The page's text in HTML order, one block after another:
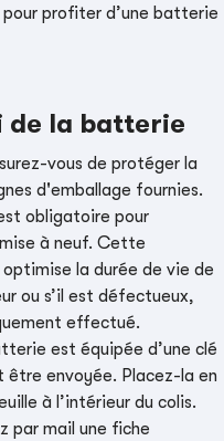
profiter d’une batterie
de la batterie
vous de protéger la
d'emballage fournies.
obligatoire pour
à neuf. Cette
la durée de vie de
ou s’il est défectueux,
effectué.
est équipée d’une clé
envoyée. Placez-la en
à l’intérieur du colis.
par mail une fiche